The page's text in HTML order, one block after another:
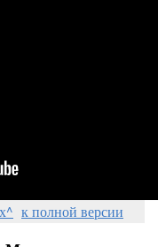
к полной версии